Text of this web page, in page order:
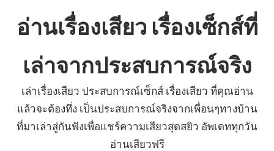
อ่านเรื่องเสียว เรื่องเซ็กส์ที่
เล่าจากประสบการณ์จริง
เล่าเรื่องเสียว ประสบการณ์เซ็กส์ เรื่องเสียว ที่คุณอ่าน
แล้วจะต้องทึ่ง เป็นประสบการณ์จริงจากเพื่อนๆทางบ้าน
ที่มาเล่าสู่กันฟังเพื่อแชร์ความเสียวสุดสยิว อัพเดททุกวัน
อ่านเสียวฟรี